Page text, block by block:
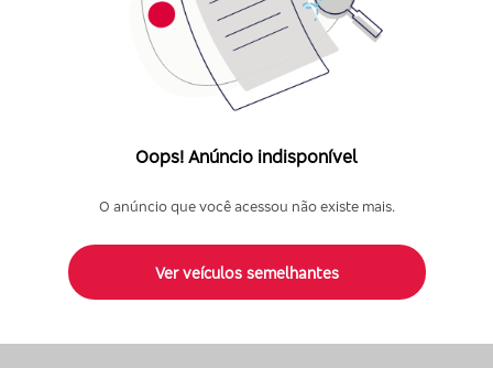
Oops! Anúncio indisponível
O anúncio que você acessou não existe mais.
Ver veículos semelhantes